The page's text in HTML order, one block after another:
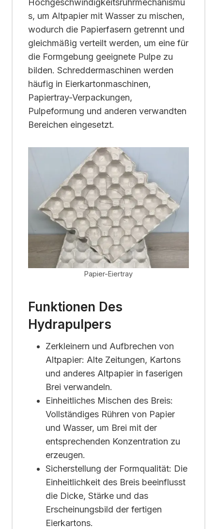
Hochgeschwindigkeitsrührmechanismu
s, um Altpapier mit Wasser zu mischen,
wodurch die Papierfasern getrennt und
gleichmäßig verteilt werden, um eine für
die Formgebung geeignete Pulpe zu
bilden. Schreddermaschinen werden
häufig in Eierkartonmaschinen,
Papiertray-Verpackungen,
Pulpeformung und anderen verwandten
Bereichen eingesetzt.
Papier-Eiertray
Funktionen Des
Hydrapulpers
Zerkleinern und Aufbrechen von
Altpapier: Alte Zeitungen, Kartons
und anderes Altpapier in faserigen
Brei verwandeln.
Einheitliches Mischen des Breis:
Vollständiges Rühren von Papier
und Wasser, um Brei mit der
entsprechenden Konzentration zu
erzeugen.
Sicherstellung der Formqualität: Die
Einheitlichkeit des Breis beeinflusst
die Dicke, Stärke und das
Erscheinungsbild der fertigen
Eierkartons.